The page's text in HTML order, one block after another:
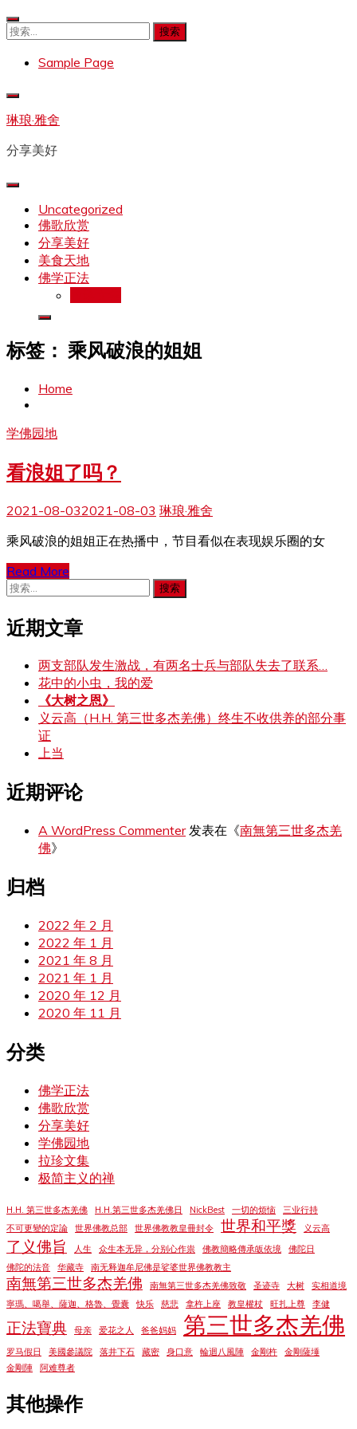
Skip
to
搜
Sample Page
琳琅·雅舍
分享美好
Uncategorized
佛歌欣赏
分享美好
美食天地
佛学正法
标签： 乘风破浪的姐姐
Home
学佛园地
看浪姐了吗？
2021-08-032021-08-03 琳琅·雅舍
乘风破浪的姐姐正在热播中，节目看似在表现娱乐圈的女
Read More
搜
近期文章
两支部队发生激战，有两名士兵与部队失去了联系…
花中的小虫，我的爱
《大树之恩》
义云高（H.H. 第三世多杰羌佛）终生不收供养的部分事
证
上当
近期评论
A WordPress Commenter发表在《南無第三世多杰羌
佛》
归档
2022 年 2 月
2022 年 1 月
2021 年 8 月
2021 年 1 月
2020 年 12 月
2020 年 11 月
分类
佛学正法
佛歌欣赏
分享美好
学佛园地
拉珍文集
极简主义的禅
H.H. 第三世多杰羌佛 H.H.第三世多杰羌佛日 NickBest 一切的烦恼
三业行持
不可更變的定論
世界佛教总部 世界佛教教皇冊封令 世界和平獎 义云高
了义佛旨 人生 众生本无异，分别心作祟 佛教簡略傳承皈依境
佛陀日
佛陀的法音
华藏寺 南无释迦牟尼佛是娑婆世界佛教教主
南無第三世多杰羌佛 南無第三世多杰羌佛致敬 圣迹寺 大树
实相道境
寧瑪、噶舉、薩迦、格魯、覺囊
快乐 慈悲 拿杵上座 教皇權杖 旺扎上尊 李健
正法寶典 母亲 爱花之人 爸爸妈妈 第三世多杰羌佛
罗马假日 美國參議院 落井下石 藏密 身口意 輪迴八風陣 金剛杵
金剛薩埵
金剛陣
阿难尊者
其他操作